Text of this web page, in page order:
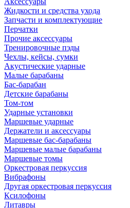
Жидкости и средства ухода
Запчасти и комплектующие
Перчатки
Прочие аксессуары
Тренировочные пэды
Чехлы, кейсы, сумки
Акустические ударные
Mалые барабаны
Бас-барабан
Детские барабаны
Том-том
Ударные установки
Маршевые ударные
Держатели и аксессуары
Маршевые бас-барабаны
Маршевые малые барабаны
Маршевые томы
Оркестровая перкуссия
Вибрафоны
Другая оркестровая перкуссия
Ксилофоны
Литавры